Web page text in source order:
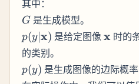
其中：
G
G 是生成模型。
p(y|\mathbf{x})
p(y∣ x) 是给定图像 x时的
的类别。
p(y)
p(y) 是生成图像的边际概率